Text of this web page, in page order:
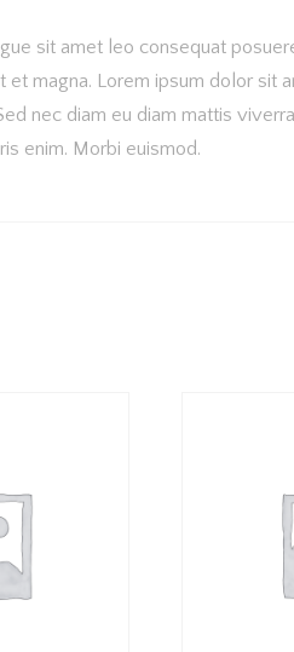
sit amet leo consequat
et magna. Lorem ipsum dolor sit
nec diam eu diam mattis
enim. Morbi euismod.